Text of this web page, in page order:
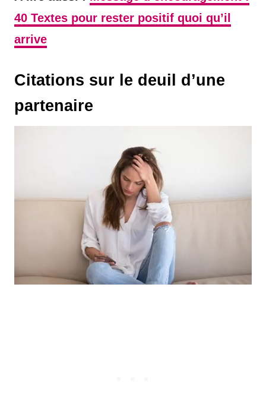
40 Textes pour rester positif quoi qu’il
arrive
Citations sur le deuil d’une
partenaire